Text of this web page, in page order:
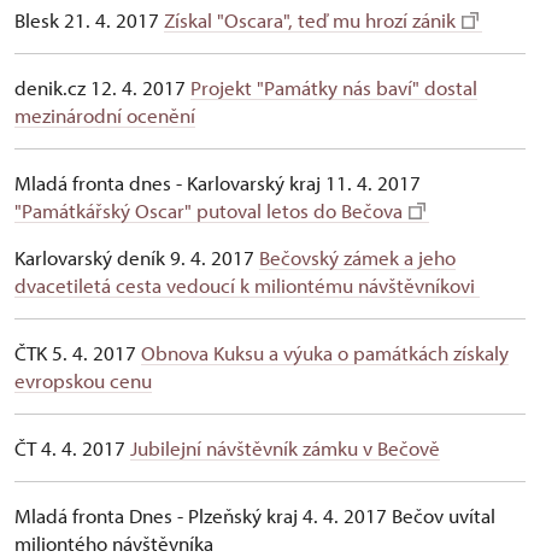
Blesk 21. 4. 2017 Získal "Oscara", teď mu hrozí zánik
denik.cz 12. 4. 2017 Projekt "Památky nás baví" dostal
mezinárodní ocenění
Mladá fronta dnes - Karlovarský kraj 11. 4. 2017
"Památkářský Oscar" putoval letos do Bečova
Karlovarský deník 9. 4. 2017 Bečovský zámek a jeho
dvacetiletá cesta vedoucí k miliontému návštěvníkovi
ČTK 5. 4. 2017 Obnova Kuksu a výuka o památkách získaly
evropskou cenu
ČT 4. 4. 2017 Jubilejní návštěvník zámku v Bečově
Mladá fronta Dnes - Plzeňský kraj 4. 4. 2017 Bečov uvítal
miliontého návštěvníka